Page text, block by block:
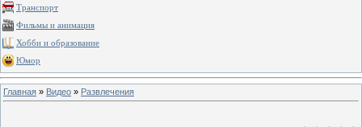
Транспорт
Фильмы и анимация
Хобби и образование
Юмор
Главная » Видео » Развлечения